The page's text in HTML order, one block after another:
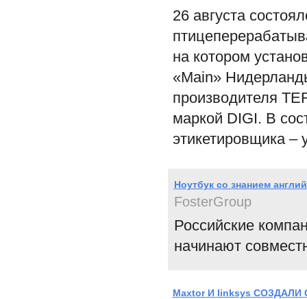
26 августа
на котором
«Main»
производителя
маркой DIGI. В
этикетировщика
Ноутбук со знанием
FosterGroup
Российские
начинают
Maxtor И linksys